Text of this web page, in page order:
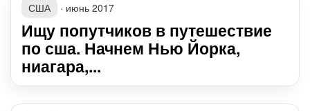
США · июнь 2017
Ищу попутчиков в путешествие
по сша. Начнем Нью Йорка,
ниагара,...